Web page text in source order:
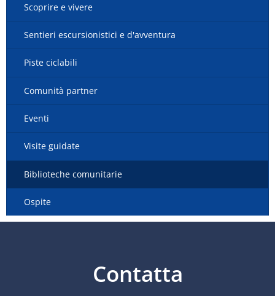
Scoprire e vivere
Sentieri escursionistici e d'avventura
Piste ciclabili
Comunità partner
Eventi
Visite guidate
Biblioteche comunitarie
Ospite
Contatta